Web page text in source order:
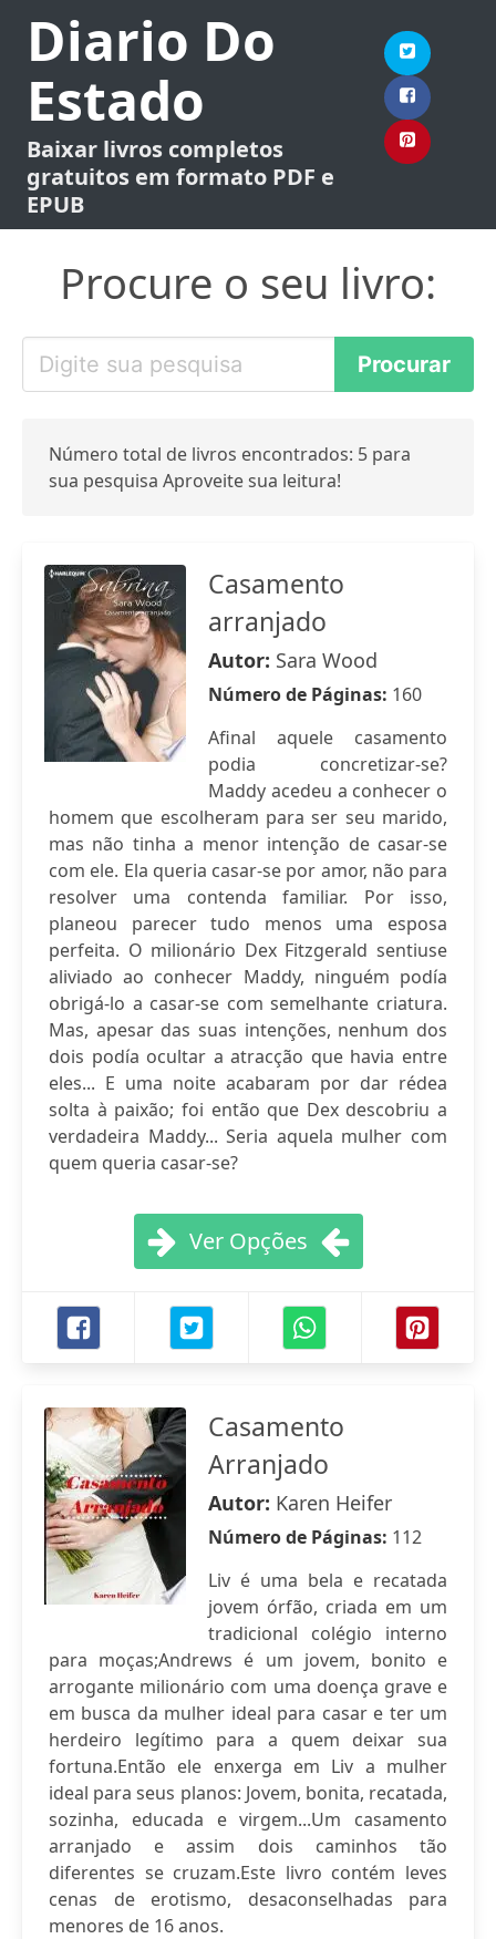
Diario Do
Estado
Baixar livros completos
gratuitos em formato PDF e
EPUB
Procure o seu livro:
Número total de livros encontrados: 5 para
sua pesquisa Aproveite sua leitura!
Casamento
arranjado
Autor: Sara Wood
Número de Páginas: 160
Afinal aquele casamento
podia concretizar-se?
Maddy acedeu a conhecer o
homem que escolheram para ser seu marido,
mas não tinha a menor intenção de casar-se
com ele. Ela queria casar-se por amor, não para
resolver uma contenda familiar. Por isso,
planeou parecer tudo menos uma esposa
perfeita. O milionário Dex Fitzgerald sentiuse
aliviado ao conhecer Maddy, ninguém podía
obrigá-lo a casar-se com semelhante criatura.
Mas, apesar das suas intenções, nenhum dos
dois podía ocultar a atracção que havia entre
eles... E uma noite acabaram por dar rédea
solta à paixão; foi então que Dex descobriu a
verdadeira Maddy... Seria aquela mulher com
quem queria casar-se?
Ver Opções
Casamento
Arranjado
Autor: Karen Heifer
Número de Páginas: 112
Liv é uma bela e recatada
jovem órfão, criada em um
tradicional colégio interno
para moças;Andrews é um jovem, bonito e
arrogante milionário com uma doença grave e
em busca da mulher ideal para casar e ter um
herdeiro legítimo para a quem deixar sua
fortuna.Então ele enxerga em Liv a mulher
ideal para seus planos: Jovem, bonita, recatada,
sozinha, educada e virgem...Um casamento
arranjado e assim dois caminhos tão
diferentes se cruzam.Este livro contém leves
cenas de erotismo, desaconselhadas para
menores de 16 anos.